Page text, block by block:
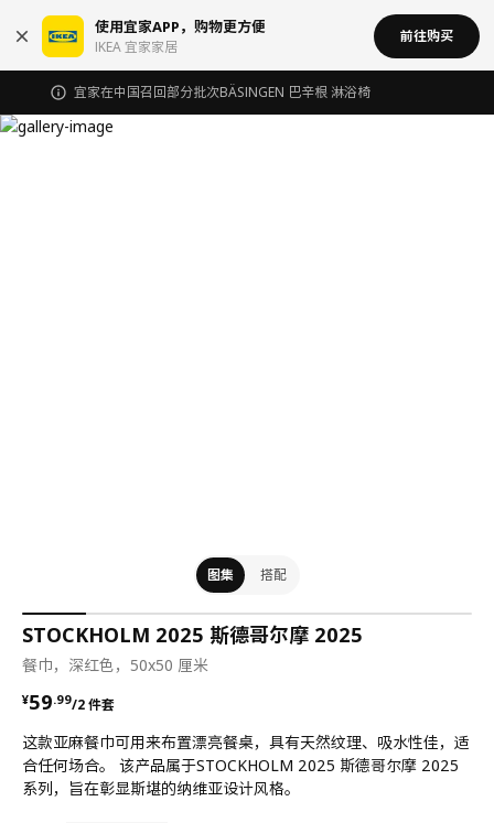
使用宜家APP，购物更方便
IKEA 宜家家居
前往购买
宜家在中国召回部分批次BÄSINGEN 巴辛根 淋浴椅
图集 搭配
STOCKHOLM 2025 斯德哥尔摩 2025
餐巾，深红色，50x50 厘米
¥59.99/2 件套
¥ 59.99/2 件套
这款亚麻餐巾可用来布置漂亮餐桌，具有天然纹理、吸水性佳，适
合任何场合。 该产品属于STOCKHOLM 2025 斯德哥尔摩 2025
系列，旨在彰显斯堪的纳维亚设计风格。